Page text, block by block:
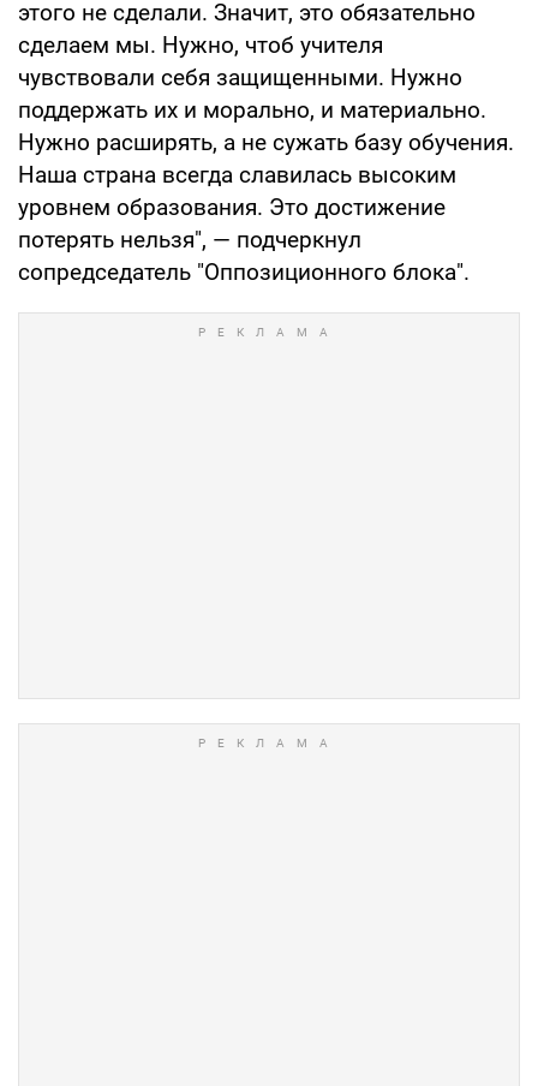
этого не сделали. Значит, это обязательно
сделаем мы. Нужно, чтоб учителя
чувствовали себя защищенными. Нужно
поддержать их и морально, и материально.
Нужно расширять, а не сужать базу обучения.
Наша страна всегда славилась высоким
уровнем образования. Это достижение
потерять нельзя", — подчеркнул
сопредседатель "Оппозиционного блока".